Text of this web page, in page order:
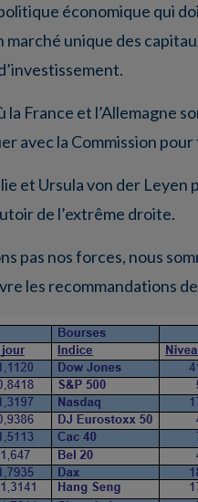
économique qui
marché unique des
France et l’Allemagne
avec la Commission
et Ursula von der
de l’extrême droite.
pas nos forces, nous
les recommandations